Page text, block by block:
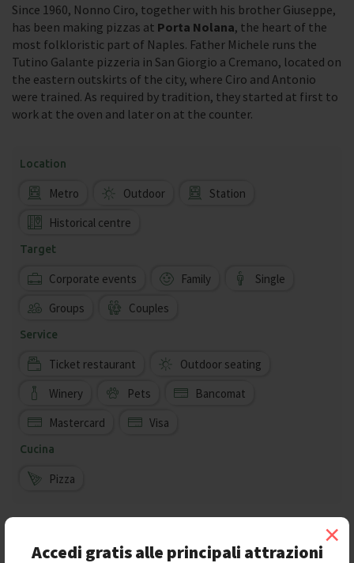
Accedi gratis alle principali attrazioni
×
Since 1960, Nonno Ciro, together with his brother Giuseppe,
has been making pizzas at Porta Nolana, the heart of the
most folkloristic part of Naples. Father Michele runs the
Tutino Galante pizzeria in San Giorgio a Cremano, located on
the eastern outskirts of the city, where Ciro and Antonio
were trained. As required by tradition, they started at first to
work at the oven and later on at the counter.
Location
Metro Outdoor
Station
Historical centre
Target
Corporate events Family
Single
Groups
Couples
Service
Ticket restaurant
Outdoor seating
Winery
Pets
Bancomat
Mastercard
Visa
Cucina
Pizza